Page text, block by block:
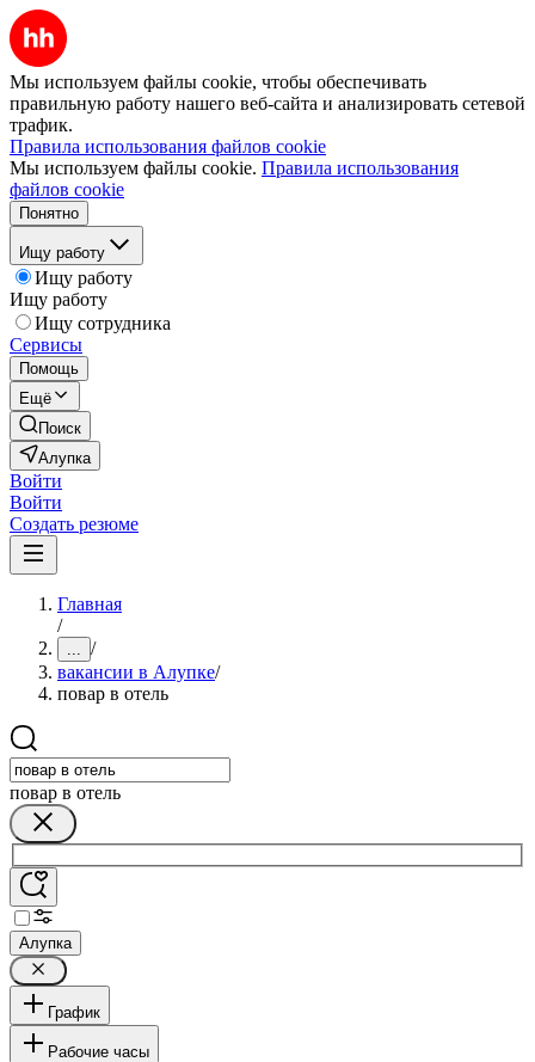
Мы используем файлы cookie, чтобы обеспечивать
правильную работу нашего веб-сайта и анализировать сетевой
трафик.
Правила использования файлов cookie
Мы используем файлы cookie. Правила использования
файлов cookie
Понятно
Ищу работу
Ищу работу
Ищу работу
Ищу сотрудника
Сервисы
Помощь
Ещё
Поиск
Алупка
Войти
Войти
Создать резюме
Главная
/
... /
вакансии в Алупке/
повар в отель
повар в отель
Алупка
График
Рабочие часы